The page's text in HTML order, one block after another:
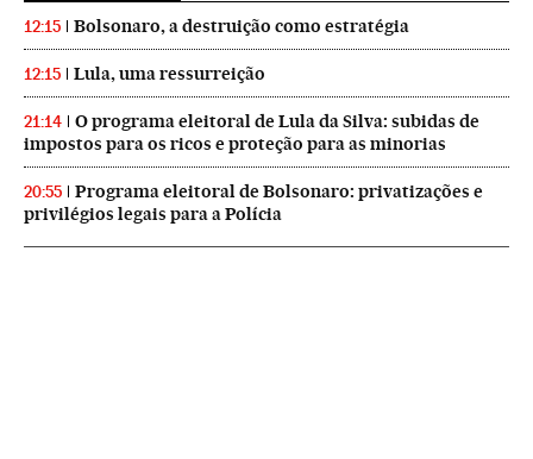
12:15 Bolsonaro, a destruição como estratégia
12:15 Lula, uma ressurreição
21:14
O programa eleitoral de Lula da Silva: subidas de
impostos para os ricos e proteção para as minorias
20:55
Programa eleitoral de Bolsonaro: privatizações e
privilégios legais para a Polícia